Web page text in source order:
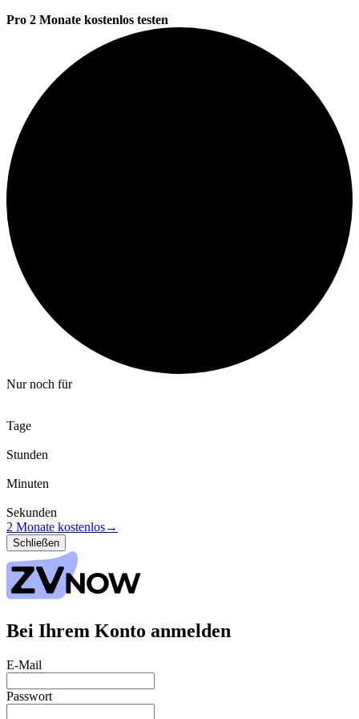
Pro 2 Monate kostenlos testen
Nur noch für
Tage
Stunden
Minuten
Sekunden
2 Monate kostenlos→
Schließen
Bei Ihrem Konto anmelden
E-Mail
Passwort